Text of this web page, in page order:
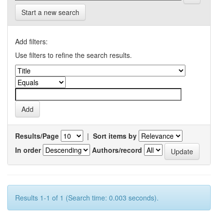
Start a new search
Add filters:
Use filters to refine the search results.
Results/Page | Sort items by
In order
Authors/record
Results 1-1 of 1 (Search time: 0.003 seconds).